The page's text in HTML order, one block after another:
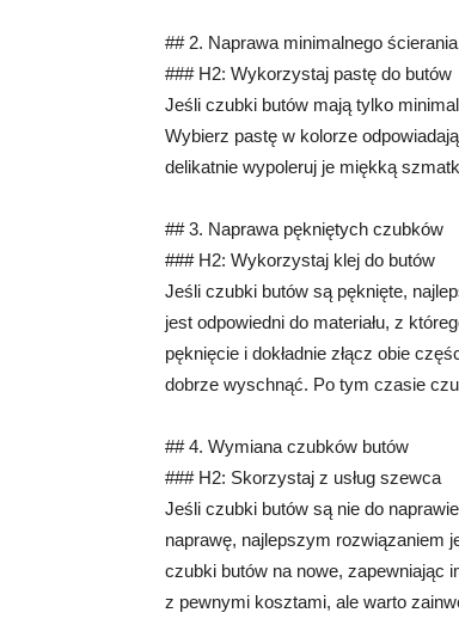
## 2. Naprawa minimalnego ścierania
### H2: Wykorzystaj pastę do butów
Jeśli czubki butów mają tylko
Wybierz pastę w kolorze
delikatnie wypoleruj je miękką
## 3. Naprawa pękniętych czubków
### H2: Wykorzystaj klej do butów
Jeśli czubki butów są pęknięte,
jest odpowiedni do materiału, z
pęknięcie i dokładnie złącz obie
dobrze wyschnąć. Po tym czasie
## 4. Wymiana czubków butów
### H2: Skorzystaj z usług szewca
Jeśli czubki butów są nie do
naprawę, najlepszym rozwiązaniem
czubki butów na nowe, zapewniając
z pewnymi kosztami, ale warto